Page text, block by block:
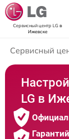
Сервисный центр LG в
Ижевске
Сервисный
LG в